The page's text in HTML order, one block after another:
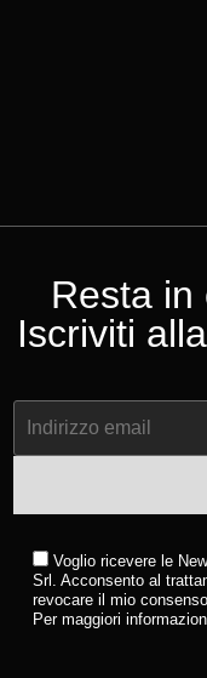
Resta in
Iscriviti
Voglio ricevere le
Srl. Acconsento al
revocare il mio
Per maggiori